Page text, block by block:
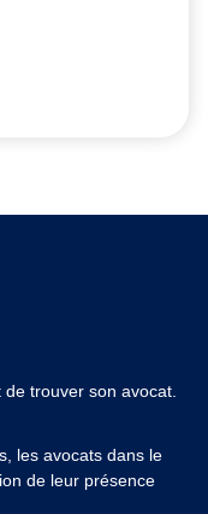
trouver son avocat.
les avocats dans le
de leur présence